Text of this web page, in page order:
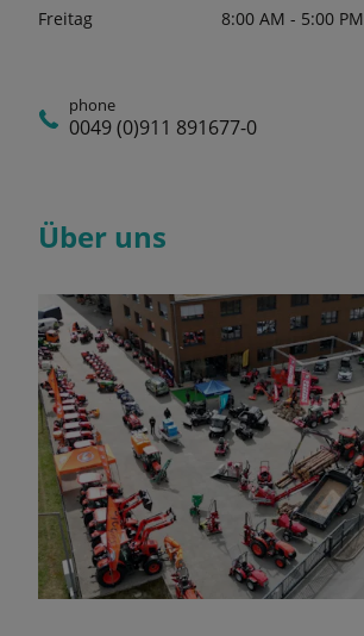
Freitag
8:00 AM - 5:00 PM
phone
0049 (0)911 891677-0
Über uns